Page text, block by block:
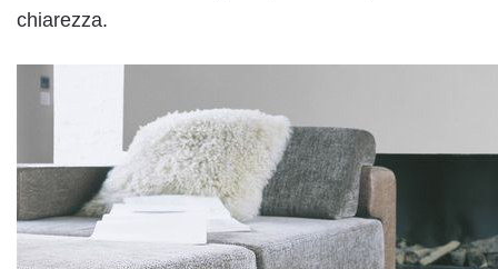
chiarezza.